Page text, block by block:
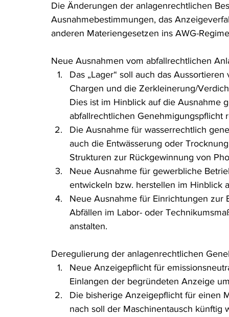
Luftreinhalterecht Naturschutzrecht
Verfahrensrecht Vergaberecht Verkehr- und
Wasserrecht RDU Umwelt-Ausgabe Erdgas
Die Änderungen der anlagenrechtlichen
Ausnahmebestimmungen, das
anderen Materiengesetzen ins AWG-
Neue Ausnahmen vom abfallrechtlichen
Das „Lager“ soll auch das
Chargen und die Zerkleinerung/
Dies ist im Hinblick auf die Ausnahme
abfallrechtlichen Genehmigungspflicht
Die Ausnahme für wasserrechtlich
auch die Entwässerung oder
Strukturen zur Rückgewinnung von
Neue Ausnahme für gewerbliche
entwickeln bzw. herstellen im Hinblick
Neue Ausnahme für Einrichtungen
Abfällen im Labor- oder
anstalten.
Deregulierung der anlagenrechtlichen
Neue Anzeigepflicht für
Einlangen der begründeten Anzeige
Die bisherige Anzeigepflicht für einen
nach soll der Maschinentausch